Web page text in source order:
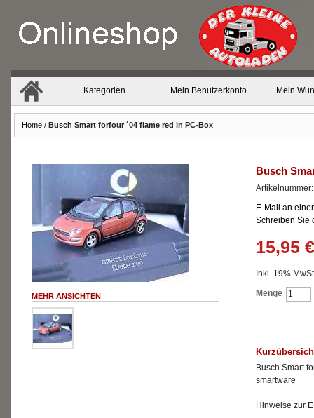
Kategorien Mein Benutzerkonto Mein
Home / Busch Smart forfour ´04 flame red in PC-Box
Busch
E-Mail an
Schreiben Sie
15,95 €
Inkl. 19%
Menge
Busch Smart
smartware
Hinweise zur
MEHR ANSICHTEN